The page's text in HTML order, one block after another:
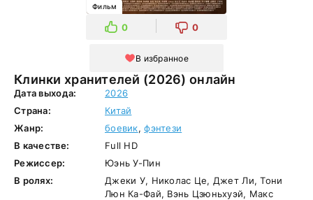
Клинки хранителей (2026) онлайн
Фильм
0 0
В избранное
Дата выхода:
2026
Страна:
Китай
Жанр:
боевик,фэнтези
В качестве:
Full HD
Режиссер:
Юэнь У-Пин
В ролях:
Джеки У, Николас Це, Джет Ли, Тони
Люн Ка-Фай, Вэнь Цзюньхуэй, Макс